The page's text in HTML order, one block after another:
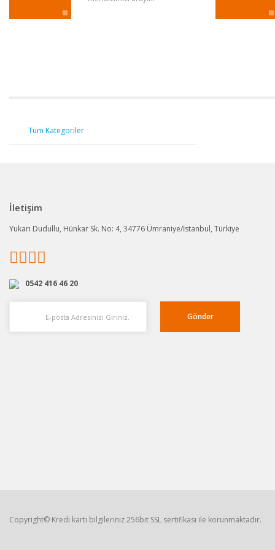
Tüm Kategoriler
İletişim
Yukarı Dudullu, Hünkar Sk. No: 4, 34776 Ümraniye/İstanbul, Türkiye
0542 416 46 20
Gönder
Copyright© Kredi kartı bilgileriniz 256bit SSL sertifikası ile korunmaktadır.